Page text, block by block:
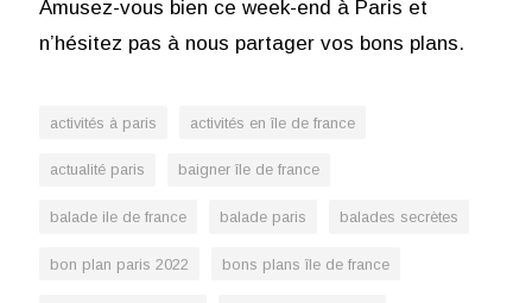
Amusez-vous bien ce week-end à Paris et
n’hésitez pas à nous partager vos bons plans.
activités à paris activités en île de france
actualité paris baigner île de france
balade ile de france balade paris balades secrètes
bon plan paris 2022 bons plans île de france